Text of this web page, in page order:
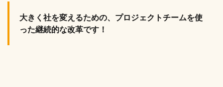
大きく社を変えるための、プロジェクトチームを使
った継続的な改革です！